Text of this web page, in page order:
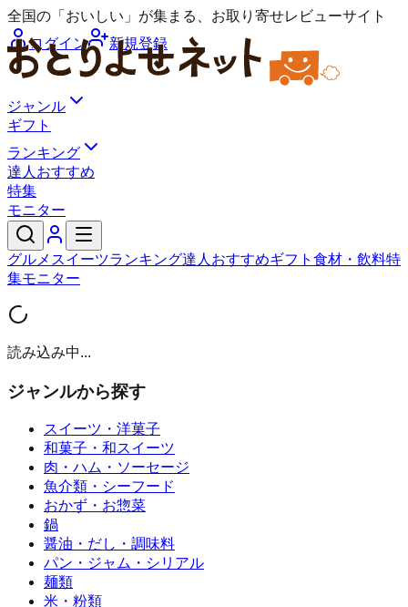
全国の「おいしい」が集まる、お取り寄せレビューサイト
ログイン
新規登録
ジャンル
ギフト
ランキング
達人おすすめ
特集
モニター
グルメ スイーツランキング達人おすすめギフト 食材・飲料特
集モニター
読み込み中...
ジャンルから探す
スイーツ・洋菓子
和菓子・和スイーツ
肉・ハム・ソーセージ
魚介類・シーフード
おかず・お惣菜
鍋
醤油・だし・調味料
パン・ジャム・シリアル
麺類
米・粉類